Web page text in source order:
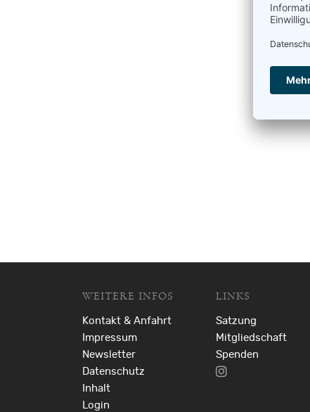
WEITERE INFOS
Kontakt & Anfahrt
Impressum
Newsletter
Datenschutz
Inhalt
Login
LINKS
Satzung
Mitgliedschaft
Spenden